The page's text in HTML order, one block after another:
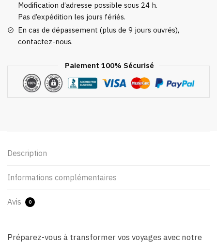
Modification d’adresse possible sous 24 h.
Pas d’expédition les jours fériés.
En cas de dépassement (plus de 9 jours ouvrés),
contactez-nous.
Paiement 100% Sécurisé
Description
Informations complémentaires
Avis 0
Préparez-vous à transformer vos voyages avec notre